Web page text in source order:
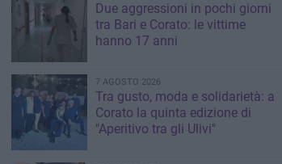
Due aggressioni in pochi giorni
tra Bari e Corato: le vittime
hanno 17 anni
7 AGOSTO 2026
Tra gusto, moda e solidarietà: a
Corato la quinta edizione di
"Aperitivo tra gli Ulivi"